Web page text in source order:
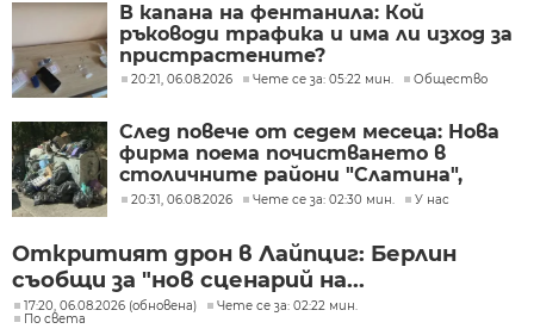
В капана на фентанила: Кой
ръководи трафика и има ли изход за
пристрастените?
20:21, 06.08.2026 Чете се за: 05:22 мин. Общество
След повече от седем месеца: Нова
фирма поема почистването в
столичните райони "Слатина",
"Подуяне" и "Изгрев"
20:31, 06.08.2026 Чете се за: 02:30 мин. У нас
Откритият дрон в Лайпциг: Берлин
съобщи за "нов сценарий на...
17:20, 06.08.2026 (обновена)
Чете се за: 02:22 мин.
По света